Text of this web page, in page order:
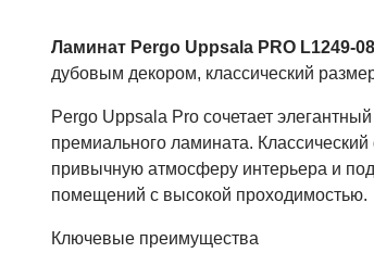
Ламинат Pergo Uppsala PRO L1249-
дубовым декором, классический
Pergo Uppsala Pro сочетает
премиального ламината.
привычную атмосферу интерьера и
помещений с высокой проходимостью.
Ключевые преимущества